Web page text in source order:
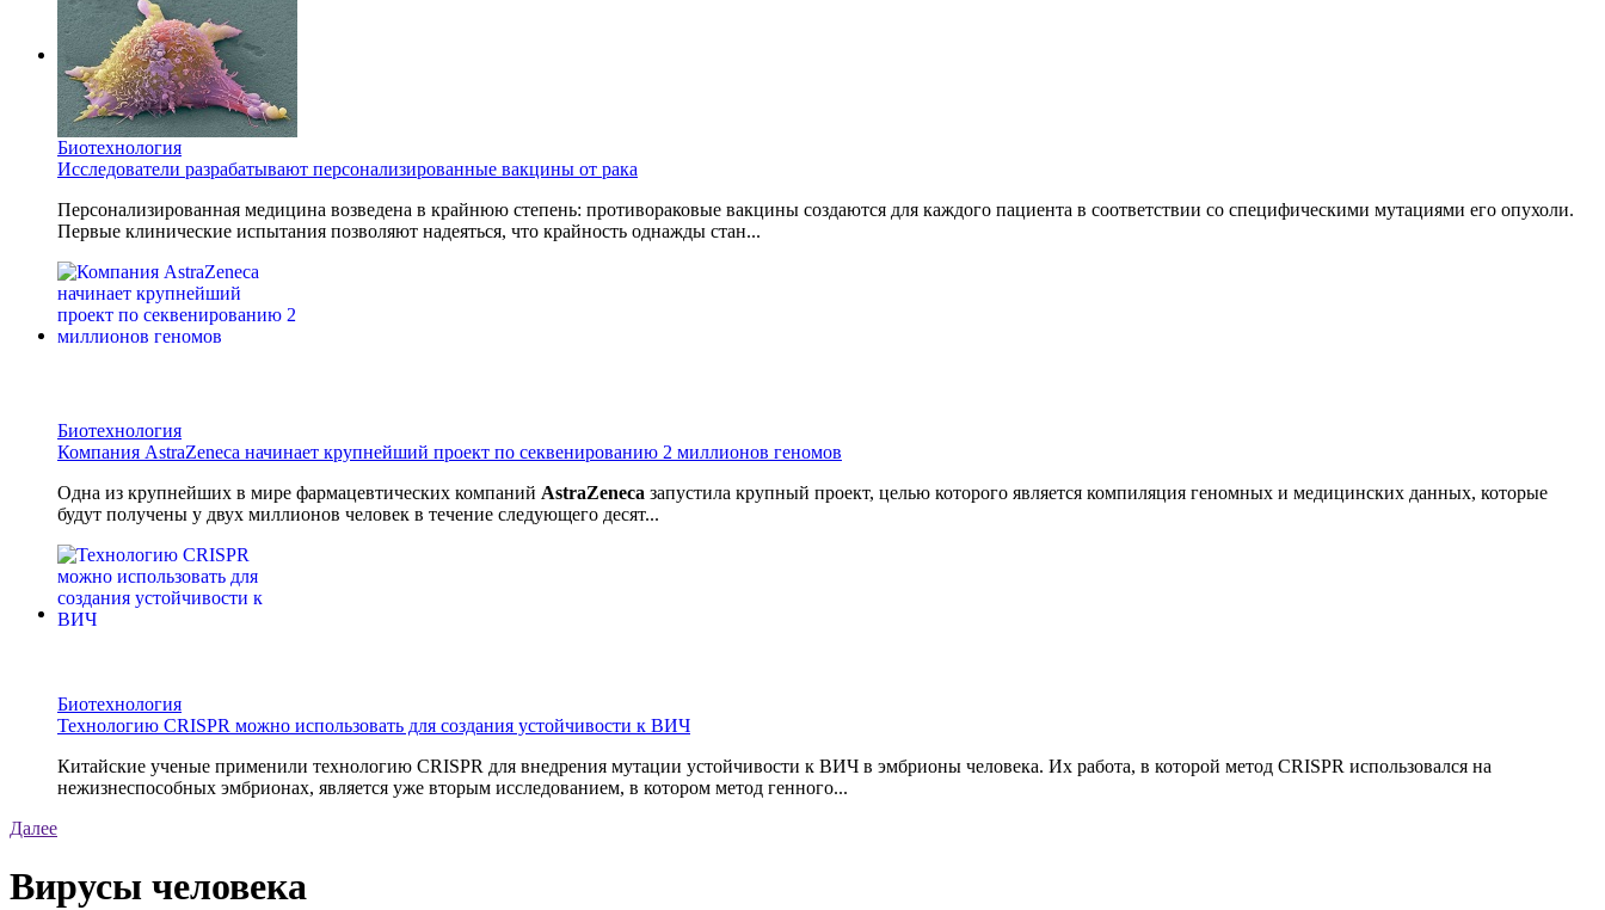
Биотехнология
Исследователи разрабатывают персонализированные вакцины от рака
Персонализированная медицина возведена в крайнюю степень: противораковые вакцины создаются для каждого пациента в соответствии со специфическими мутациями его опухоли.
Первые клинические испытания позволяют надеяться, что крайность однажды стан...
Биотехнология
Компания AstraZeneca начинает крупнейший проект по секвенированию 2 миллионов геномов
Одна из крупнейших в мире фармацевтических компаний AstraZeneca запустила крупный проект, целью которого является компиляция геномных и медицинских данных, которые
будут получены у двух миллионов человек в течение следующего десят...
Биотехнология
Технологию CRISPR можно использовать для создания устойчивости к ВИЧ
Китайские ученые применили технологию CRISPR для внедрения мутации устойчивости к ВИЧ в эмбрионы человека. Их работа, в которой метод CRISPR использовался на
нежизнеспособных эмбрионах, является уже вторым исследованием, в котором метод генного...
Далее
Вирусы человека